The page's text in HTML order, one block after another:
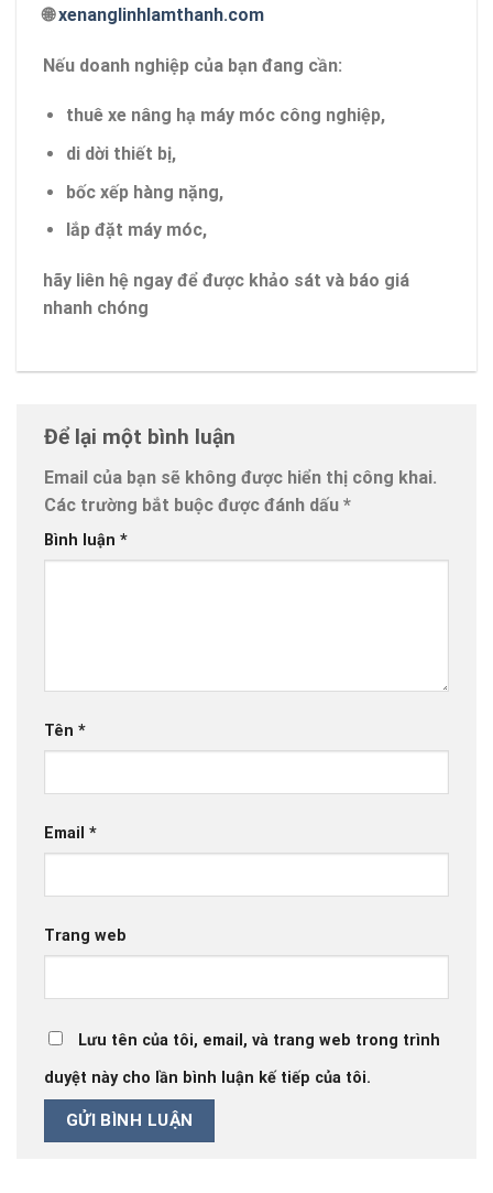
🌐xenanglinhlamthanh.com
Nếu doanh nghiệp của bạn đang cần:
thuê xe nâng hạ máy móc công nghiệp,
di dời thiết bị,
bốc xếp hàng nặng,
lắp đặt máy móc,
hãy liên hệ ngay để được khảo sát và báo giá
nhanh chóng
Để lại một bình luận
Email của bạn sẽ không được hiển thị công khai.
Các trường bắt buộc được đánh dấu *
Bình luận *
Tên *
Email *
Trang web
Lưu tên của tôi, email, và trang web trong trình
duyệt này cho lần bình luận kế tiếp của tôi.